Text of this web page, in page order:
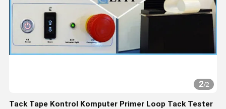
2/2
Tack Tape Kontrol Komputer Primer Loop Tack Tester